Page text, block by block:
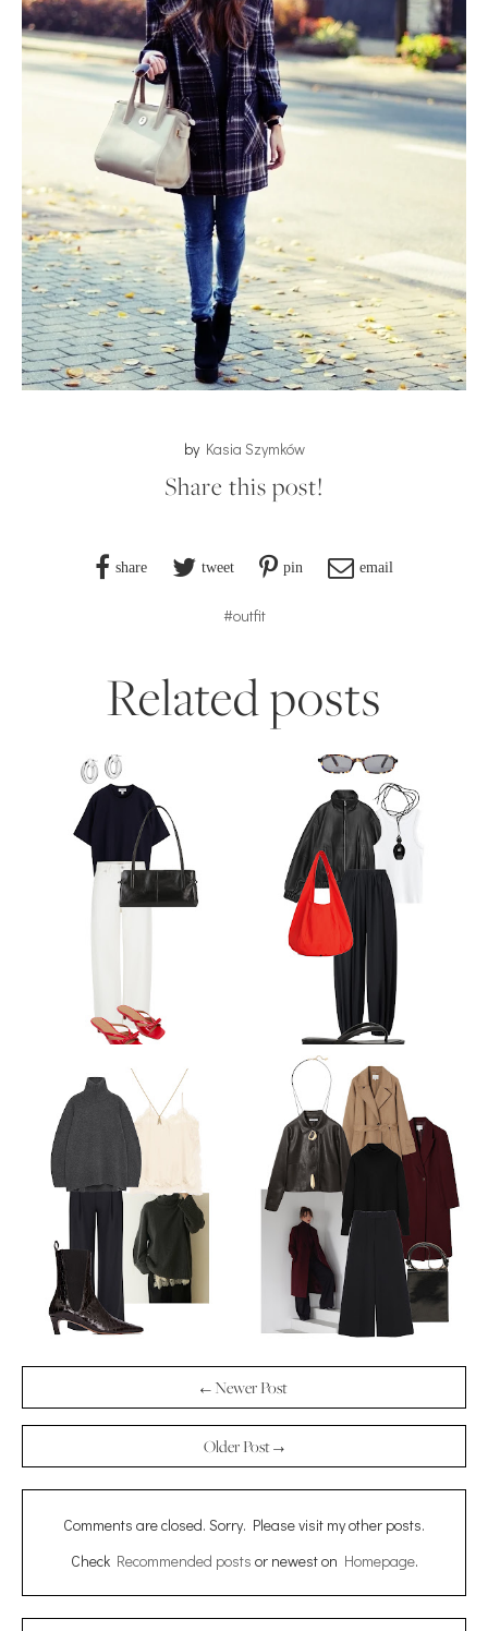
by Kasia Szymków
Share this post!
share tweet pin email
#outfit
Related posts
← Newer Post
Older Post →
Comments are closed. Sorry. Please visit my other posts.
Check Recommended posts or newest on Homepage.